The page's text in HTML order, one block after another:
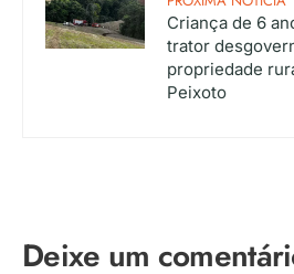
Criança de 6
trator
propriedade
Peixoto
Deixe um